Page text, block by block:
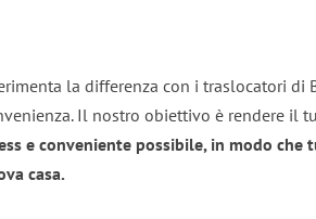
la differenza con i traslocatori
Il nostro obiettivo è rendere il
e conveniente possibile, in modo che
casa.